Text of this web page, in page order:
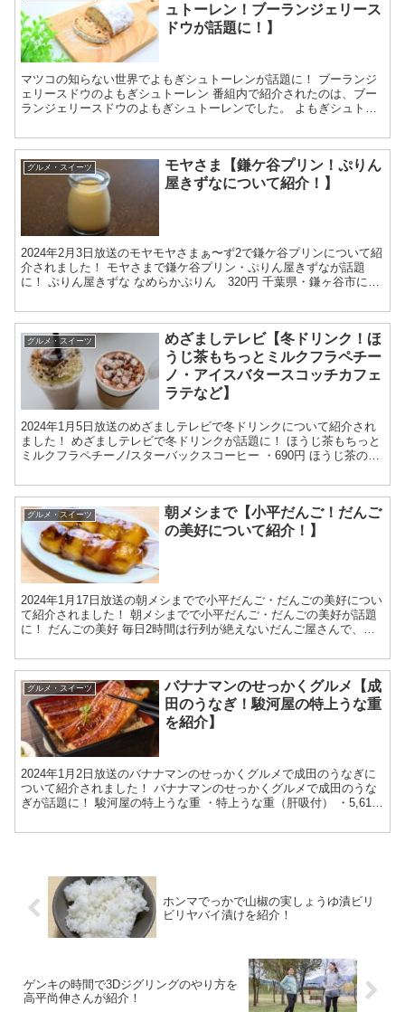
ュトーレン！ブーランジェリース
ドウが話題に！】
マツコの知らない世界でよもぎシュトーレンが話題に！ ブーランジ
ェリースドウのよもぎシュトーレン 番組内で紹介されたのは、ブー
ランジェリースドウのよもぎシュトーレンでした。 よもぎシュトー
グルメ・スイーツ
モヤさま【鎌ケ谷プリン！ぷりん
屋きずなについて紹介！】
2024年2月3日放送のモヤモヤさまぁ〜ず2で鎌ケ谷プリンについて紹
介されました！ モヤさまで鎌ケ谷プリン・ぷりん屋きずなが話題
に！ ぷりん屋きずな なめらかぷりん 320円 千葉県・鎌ヶ谷市にあ
グルメ・スイーツ
めざましテレビ【冬ドリンク！ほ
うじ茶もちっとミルクフラペチー
ノ・アイスバタースコッチカフェ
ラテなど】
2024年1月5日放送のめざましテレビで冬ドリンクについて紹介され
ました！ めざましテレビで冬ドリンクが話題に！ ほうじ茶もちっと
ミルクフラペチーノ/スターバックスコーヒー ・690円 ほうじ茶のフ
グルメ・スイーツ
朝メシまで【小平だんご！だんご
の美好について紹介！】
2024年1月17日放送の朝メシまでで小平だんご・だんごの美好につい
て紹介されました！ 朝メシまでで小平だんご・だんごの美好が話題
に！ だんごの美好 毎日2時間は行列が絶えないだんご屋さんで、創
グルメ・スイーツ
バナナマンのせっかくグルメ【成
田のうなぎ！駿河屋の特上うな重
を紹介】
2024年1月2日放送のバナナマンのせっかくグルメで成田のうなぎに
ついて紹介されました！ バナナマンのせっかくグルメで成田のうな
ぎが話題に！ 駿河屋の特上うな重 ・特上うな重（肝吸付） ・5,610
ホンマでっかで山椒の実しょうゆ漬ビリ
ビリヤバイ漬けを紹介！
ゲンキの時間で3Dジグリングのやり方を
高平尚伸さんが紹介！